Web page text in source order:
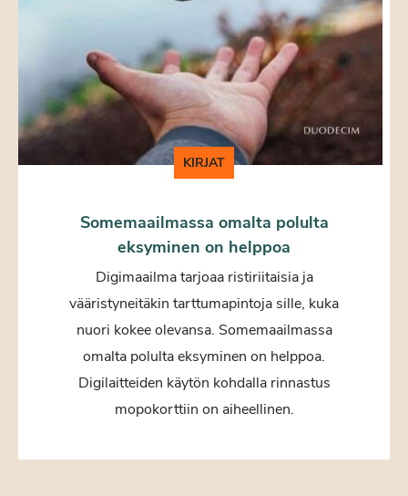
KIRJAT
Somemaailmassa omalta polulta
eksyminen on helppoa
Digimaailma tarjoaa ristiriitaisia ja
vääristyneitäkin tarttumapintoja sille, kuka
nuori kokee olevansa. Somemaailmassa
omalta polulta eksyminen on helppoa.
Digilaitteiden käytön kohdalla rinnastus
mopokorttiin on aiheellinen.